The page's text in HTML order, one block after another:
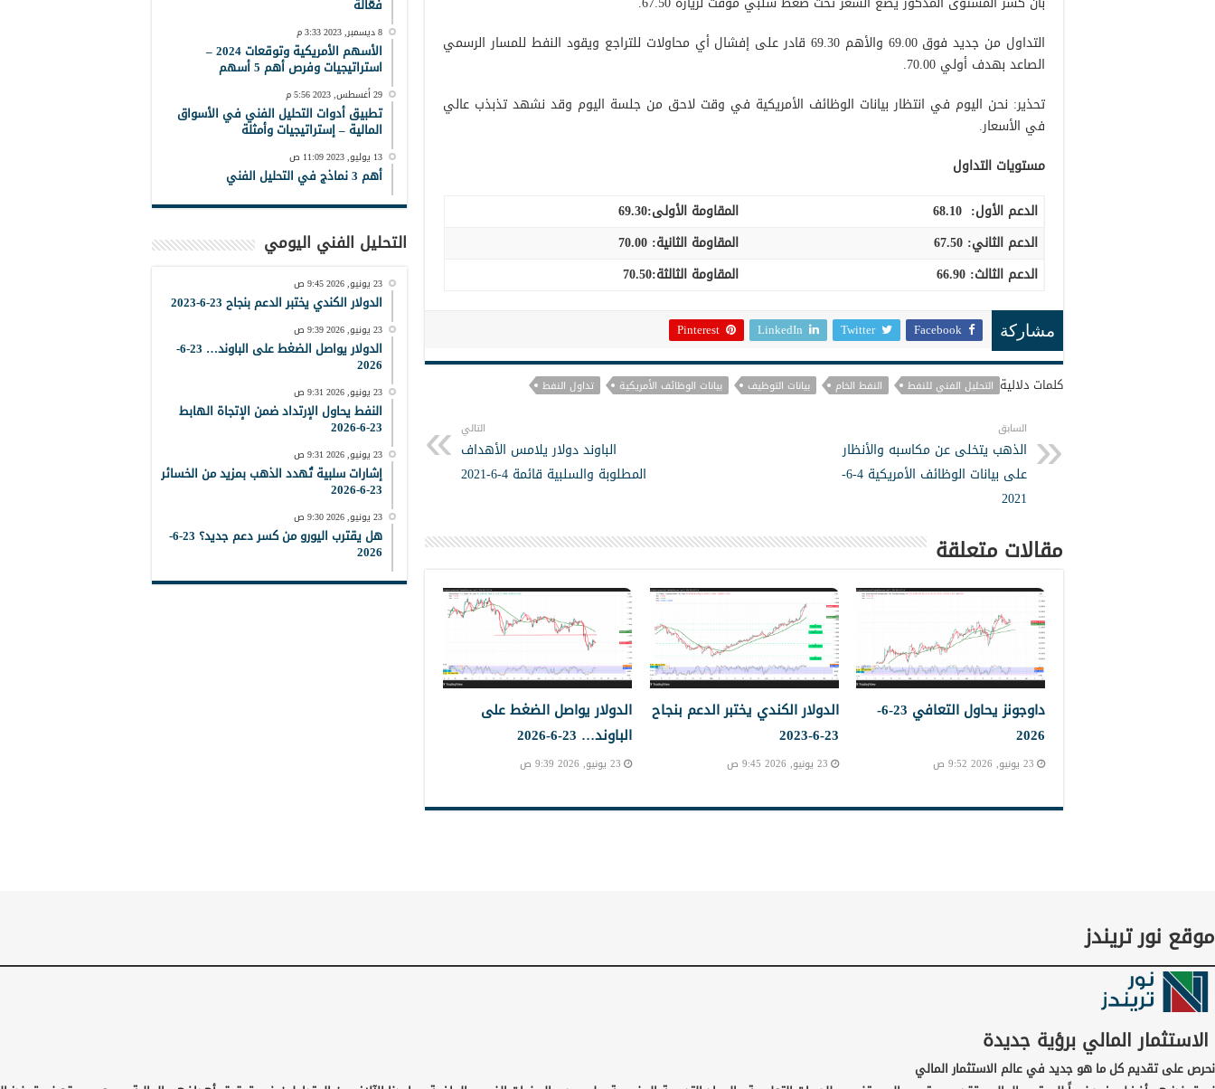
التداول من جديد فوق 69.00 والأهم 69.30 قادر على إفشال أي محاولات للتراجع ويقود النفط للمسار الرسمي
الصاعد بهدف أولي 70.00.
تحذير: نحن اليوم في انتظار بيانات الوظائف الأمريكية في وقت لاحق من جلسة اليوم وقد نشهد تذبذب عالي
في الأسعار.
مستويات التداول
الدعم الأول: 68.10 المقاومة الأولى:69.30
الدعم الثاني: 67.50 المقاومة الثانية: 70.00
الدعم الثالث: المقاومة الثالثة:70.50
مشاركة Facebook
Twitter
LinkedIn
Pinterest
كلمات دلالية التحليل الفني للنفط النفط الخام بيانات التوظيف بيانات الوظائف الأمريكية تداول النفط
السابق
الذهب يتخلى عن مكاسبه والأنظار
على بيانات الوظائف الأمريكية 4-6-
2021
التالي
الباوند دولار يلامس الأهداف
المطلوبة والسلبية قائمة 4-6-2021
مقالات متعلقة
داوجونز يحاول التعافي 23-6-
2026
23 يونيو, 2026 9:52 ص
الدولار الكندي يختبر الدعم بنجاح
23-6-2023
23 يونيو, 2026 9:45 ص
الدولار يواصل الضغط على
الباوند… 23-6-2026
23 يونيو, 2026 9:39 ص
فعّالة
8 ديسمبر, 2023 3:33 م
الأسهم الأمريكية وتوقعات 2024 –
استراتيجيات وفرص أهم 5 أسهم
29 أغسطس, 2023 5:56 م
تطبيق أدوات التحليل الفني في الأسواق
المالية – إستراتيجيات وأمثلة
13 يوليو, 2023 11:09 ص
أهم 3 نماذج في التحليل الفني
التحليل الفني اليومي
23 يونيو, 2026 9:45 ص
الدولار الكندي يختبر الدعم بنجاح 23-6-2023
23 يونيو, 2026 9:39 ص
الدولار يواصل الضغط على الباوند… 23-6-
2026
23 يونيو, 2026 9:31 ص
النفط يحاول الإرتداد ضمن الإتجاة الهابط
23-6-2026
23 يونيو, 2026 9:31 ص
إشارات سلبية تُهدد الذهب بمزيد من الخسائر
23-6-2026
23 يونيو, 2026 9:30 ص
هل يقترب اليورو من كسر دعم جديد؟ 23-6-
2026
موقع نور تريندز
الاستثمار المالي برؤية جديدة
نحرص على تقديم كل ما هو جديد في عالم الاستثمار المالي